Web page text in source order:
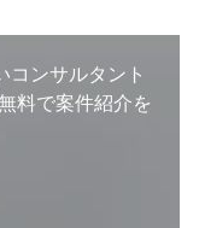
コンサルタント
料で案件紹介を